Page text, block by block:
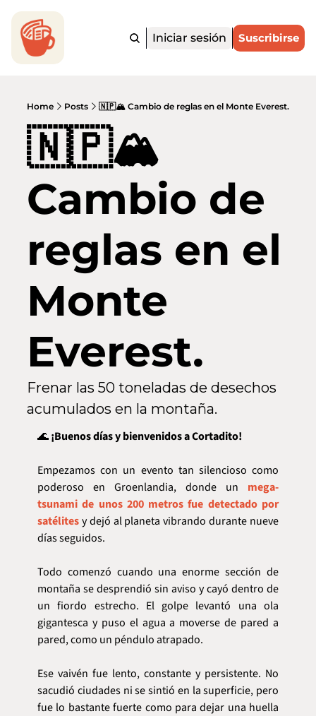
Iniciar sesión Suscribirse
Home Posts 🇳🇵🏔️ Cambio de reglas en el Monte Everest.
🇳🇵🏔️
Cambio de
reglas en el
Monte
Everest.
Frenar las 50 toneladas de desechos
acumulados en la montaña.
🌊 ¡Buenos días y bienvenidos a Cortadito!
Empezamos con un evento tan silencioso como
poderoso en Groenlandia, donde un mega-
tsunami de unos 200 metros fue detectado por
satélites y dejó al planeta vibrando durante nueve
días seguidos.
Todo comenzó cuando una enorme sección de
montaña se desprendió sin aviso y cayó dentro de
un fiordo estrecho. El golpe levantó una ola
gigantesca y puso el agua a moverse de pared a
pared, como un péndulo atrapado.
Ese vaivén fue lento, constante y persistente. No
sacudió ciudades ni se sintió en la superficie, pero
fue lo bastante fuerte como para dejar una huella